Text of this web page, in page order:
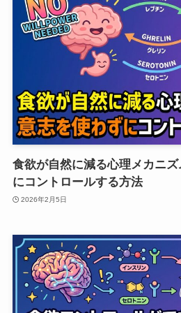
食欲が自然に減る心理メカニ
にコントロールする方法
2026年2月5日